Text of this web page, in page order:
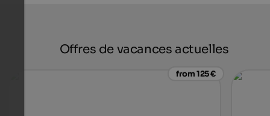
Offres de vacances actuelles
from 125 €